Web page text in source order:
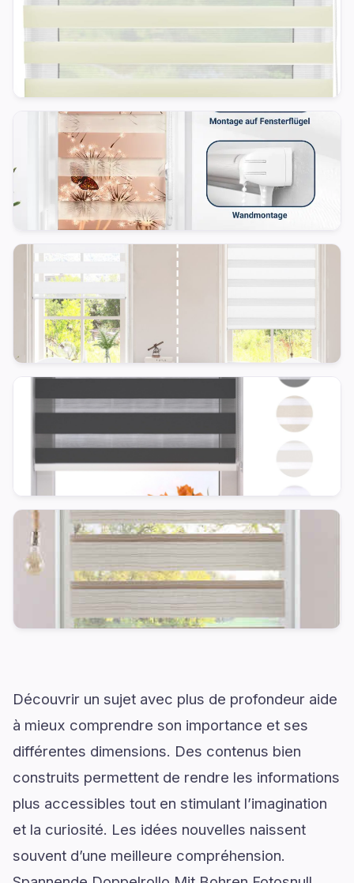
Découvrir un sujet avec plus de profondeur aide
à mieux comprendre son importance et ses
différentes dimensions. Des contenus bien
construits permettent de rendre les informations
plus accessibles tout en stimulant l’imagination
et la curiosité. Les idées nouvelles naissent
souvent d’une meilleure compréhension.